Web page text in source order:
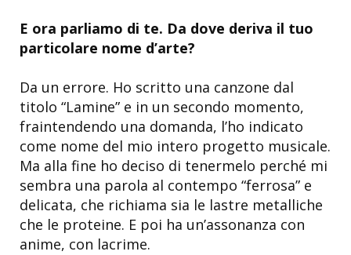
E ora parliamo di te. Da dove deriva il tuo
particolare nome d’arte?
Da un errore. Ho scritto una canzone dal
titolo “Lamine” e in un secondo momento,
fraintendendo una domanda, l’ho indicato
come nome del mio intero progetto musicale.
Ma alla fine ho deciso di tenermelo perché mi
sembra una parola al contempo “ferrosa” e
delicata, che richiama sia le lastre metalliche
che le proteine. E poi ha un’assonanza con
anime, con lacrime.